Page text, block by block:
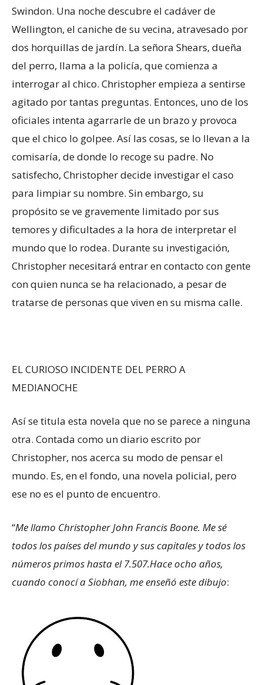
Swindon. Una noche descubre el cadáver de
Wellington, el caniche de su vecina, atravesado por
dos horquillas de jardín. La señora Shears, dueña
del perro, llama a la policía, que comienza a
interrogar al chico. Christopher empieza a sentirse
agitado por tantas preguntas. Entonces, uno de los
oficiales intenta agarrarle de un brazo y provoca
que el chico lo golpee. Así las cosas, se lo llevan a la
comisaría, de donde lo recoge su padre. No
satisfecho, Christopher decide investigar el caso
para limpiar su nombre. Sin embargo, su
propósito se ve gravemente limitado por sus
temores y dificultades a la hora de interpretar el
mundo que lo rodea. Durante su investigación,
Christopher necesitará entrar en contacto con gente
con quien nunca se ha relacionado, a pesar de
tratarse de personas que viven en su misma calle.
EL CURIOSO INCIDENTE DEL PERRO A
MEDIANOCHE
Así se titula esta novela que no se parece a ninguna
otra. Contada como un diario escrito por
Christopher, nos acerca su modo de pensar el
mundo. Es, en el fondo, una novela policial, pero
ese no es el punto de encuentro.
“Me llamo Christopher John Francis Boone. Me sé
todos los países del mundo y sus capitales y todos los
números primos hasta el 7.507.Hace ocho años,
cuando conocí a Siobhan, me enseñó este dibujo: